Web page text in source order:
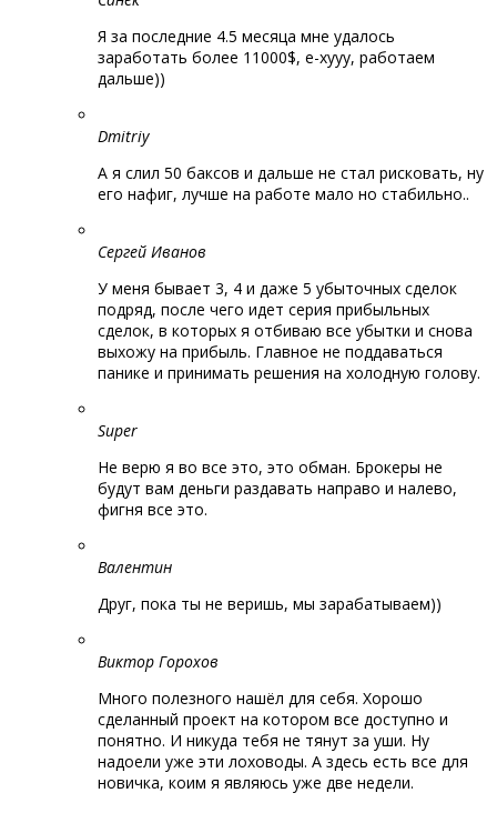
Я за последние 4.5 месяца мне удалось
заработать более 11000$, е-хууу, работаем
дальше))
Dmitriy
А я слил 50 баксов и дальше не стал рисковать, ну
его нафиг, лучше на работе мало но стабильно..
Сергей Иванов
У меня бывает 3, 4 и даже 5 убыточных сделок
подряд, после чего идет серия прибыльных
сделок, в которых я отбиваю все убытки и снова
выхожу на прибыль. Главное не поддаваться
панике и принимать решения на холодную голову.
Super
Не верю я во все это, это обман. Брокеры не
будут вам деньги раздавать направо и налево,
фигня все это.
Валентин
Друг, пока ты не веришь, мы зарабатываем))
Виктор Горохов
Много полезного нашёл для себя. Хорошо
сделанный проект на котором все доступно и
понятно. И никуда тебя не тянут за уши. Ну
надоели уже эти лоховоды. А здесь есть все для
новичка, коим я являюсь уже две недели.